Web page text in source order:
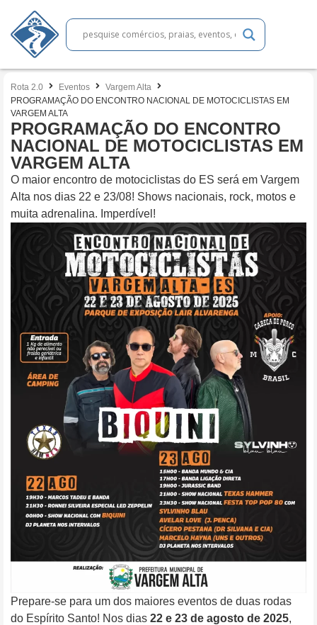
Rota 2.0 Eventos
Vargem Alta
PROGRAMAÇÃO DO ENCONTRO NACIONAL DE MOTOCICLISTAS EM
VARGEM ALTA
PROGRAMAÇÃO DO ENCONTRO
NACIONAL DE MOTOCICLISTAS EM
VARGEM ALTA
O maior encontro de motociclistas do ES será em Vargem
Alta nos dias 22 e 23/08! Shows nacionais, rock, motos e
muita adrenalina. Imperdível!
Prepare-se para um dos maiores eventos de duas rodas
do Espírito Santo! Nos dias 22 e 23 de agosto de 2025,